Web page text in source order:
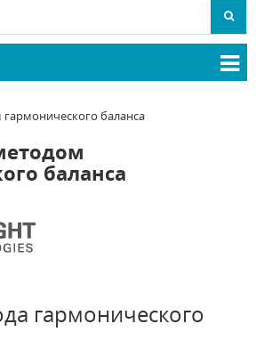
баланса
баланса
гармонического